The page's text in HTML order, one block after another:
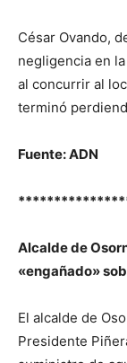
César Ovando,
negligencia en
al concurrir al
terminó
Fuente: ADN
Alcalde de
«engañado»
El alcalde de
Presidente